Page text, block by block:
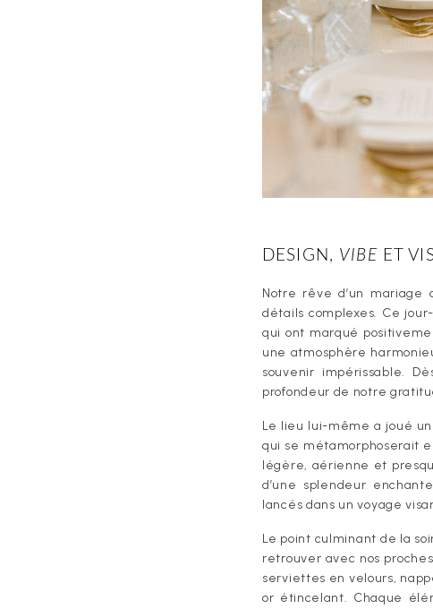
DESIGN, VIBE ET
Notre rêve d’un
détails complexes. Ce
qui ont marqué
une atmosphère
souvenir impérissable.
profondeur de notre
Le lieu lui-même a joué
qui se métamorphoserait
légère, aérienne et
d’une splendeur
lancés dans un voyage
Le point culminant de la
retrouver avec nos
serviettes en velours,
or étincelant. Chaque